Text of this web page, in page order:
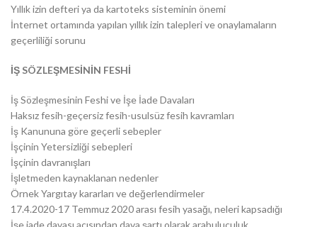
Yıllık izin defteri ya da kartoteks sisteminin önemi
İnternet ortamında yapılan yıllık izin talepleri ve onaylamaların
geçerliliği sorunu
İŞ SÖZLEŞMESİNİN FESHİ
İş Sözleşmesinin Feshi ve İşe İade Davaları
Haksız fesih-geçersiz fesih-usulsüz fesih kavramları
İş Kanununa göre geçerli sebepler
İşçinin Yetersizliği sebepleri
İşçinin davranışları
İşletmeden kaynaklanan nedenler
Örnek Yargıtay kararları ve değerlendirmeler
17.4.2020-17 Temmuz 2020 arası fesih yasağı, neleri kapsadığı
İşe iade davası açısından dava şartı olarak arabuluculuk